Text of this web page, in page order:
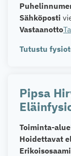
Sähköposti
Vastaanotto
Tutustu
Pipsa
Toiminta-alue
Hoidettavat